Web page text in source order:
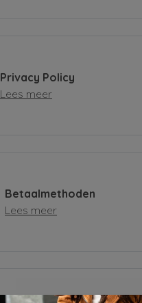
Privacy Policy
Lees meer
Betaalmethoden
Lees meer